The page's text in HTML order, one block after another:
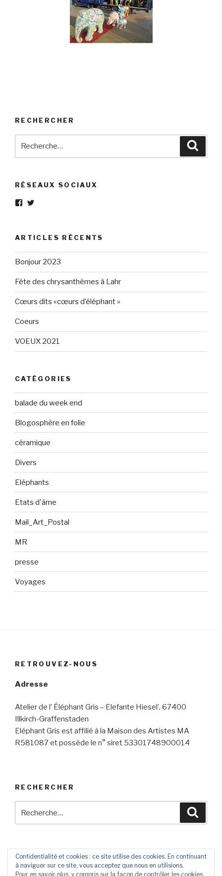
RECHERCHER
RÉSEAUX SOCIAUX
Voir
Eléphant-
Gris-
160596147294205
sur
Facebook
Voir
elephantgris
sur
Twitter
ARTICLES RÉCENTS
Bonjour 2023
Fête des chrysanthèmes à Lahr
Cœurs dits «cœurs d’éléphant »
Coeurs
VOEUX 2021
CATÉGORIES
balade du week end
Blogosphère en folie
céramique
Divers
Eléphants
Etats d'âme
Mail_Art_Postal
MR
presse
Voyages
RETROUVEZ-NOUS
Adresse
Atelier de l’ Éléphant Gris – Elefante Hiesel’, 67400
Illkirch-Graffenstaden
Eléphant Gris est affilié à la Maison des Artistes MA
R581087 et possède le n° siret 53301748900014
RECHERCHER
ContactLivre
Confidentialité et cookies : ce site utilise des cookies. En continuant
à naviguer sur ce site, vous acceptez que nous en utilisions.
Pour en savoir plus, y compris sur la façon de contrôler les cookies,